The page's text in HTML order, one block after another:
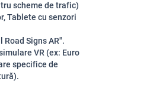
scheme de trafic)
cu senzori
Signs AR".
VR (ex: Euro
specifice de